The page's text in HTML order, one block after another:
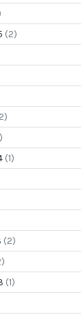
(2)
(1)
(2)
(1)